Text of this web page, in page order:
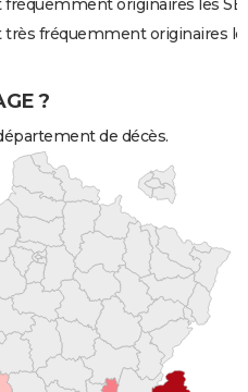
originaires les
fréquemment originaires les
?
de décès.